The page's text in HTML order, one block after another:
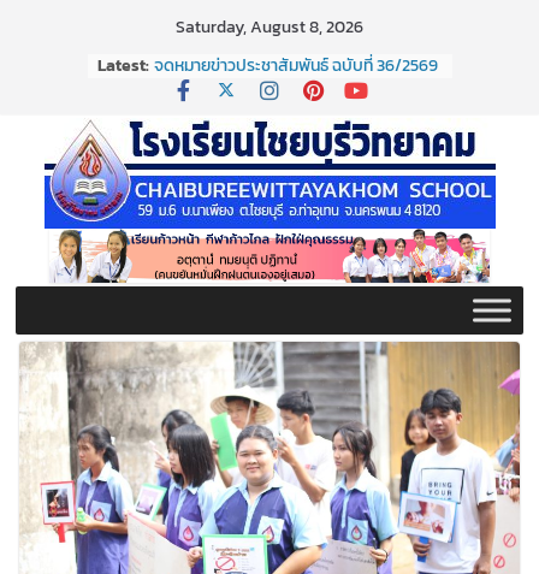
Saturday, August 8, 2026
Latest: จดหมายข่าวประชาสัมพันธ์ ฉบับที่ 36/2569
ประจำเดือนมิถุนายน 2569
กิจกรรมวันสุนทรภู่ ประจำปี ๒๕๖๙
จดหมายข่าวประชาสัมพันธ์ ฉบับที่ 38/2569
ประจำเดือนมิถุนายน 2569
จดหมายข่าวประชาสัมพันธ์ ฉบับที่ 37/2569
ประจำเดือนมิถุนายน 2569